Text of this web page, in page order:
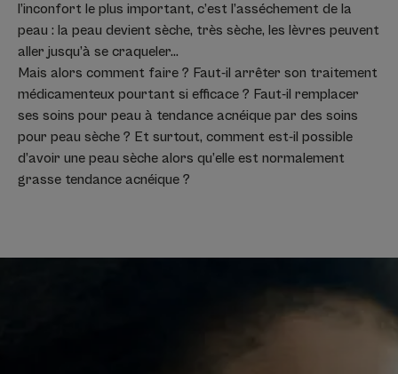
l’inconfort le plus important, c’est l’asséchement de la
peau : la peau devient sèche, très sèche, les lèvres peuvent
aller jusqu’à se craqueler…
Mais alors comment faire ? Faut-il arrêter son traitement
médicamenteux pourtant si efficace ? Faut-il remplacer
ses soins pour peau à tendance acnéique par des soins
pour peau sèche ? Et surtout, comment est-il possible
d’avoir une peau sèche alors qu’elle est normalement
grasse tendance acnéique ?